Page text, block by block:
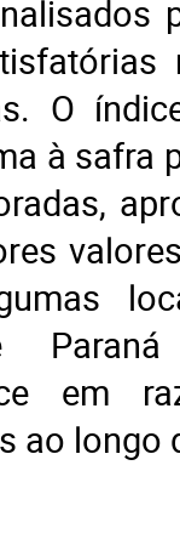
O
à safra
em
ao longo